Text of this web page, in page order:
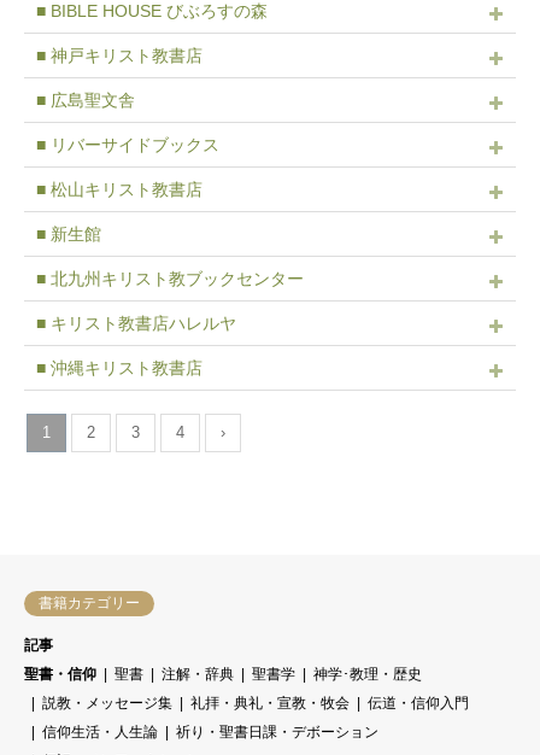
■ BIBLE HOUSE びぶろすの森
■ 神戸キリスト教書店
■ 広島聖文舎
■ リバーサイドブックス
■ 松山キリスト教書店
■ 新生館
■ 北九州キリスト教ブックセンター
■ キリスト教書店ハレルヤ
■ 沖縄キリスト教書店
1 2 3 4 ›
書籍カテゴリー
記事
聖書・信仰
聖書 注解・辞典 聖書学
神学･教理・歴史
説教・メッセージ集
礼拝・典礼・宣教・牧会
伝道・信仰入門
信仰生活・人生論
祈り・聖書日課・デボーション